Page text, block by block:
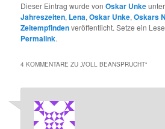
Dieser Eintrag wurde vonOskar Unke
Jahreszeiten, Lena,Oskar Unke,Oskars
Zeitempfindenveröffentlicht. Setze ein
Permalink.
4 KOMMENTARE ZU „VOLL BEANSPRUCHT“